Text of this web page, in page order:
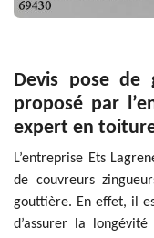
Devis pose
proposé par
expert en
L’entreprise Ets
de couvreurs
gouttière. En effet, il
d’assurer la